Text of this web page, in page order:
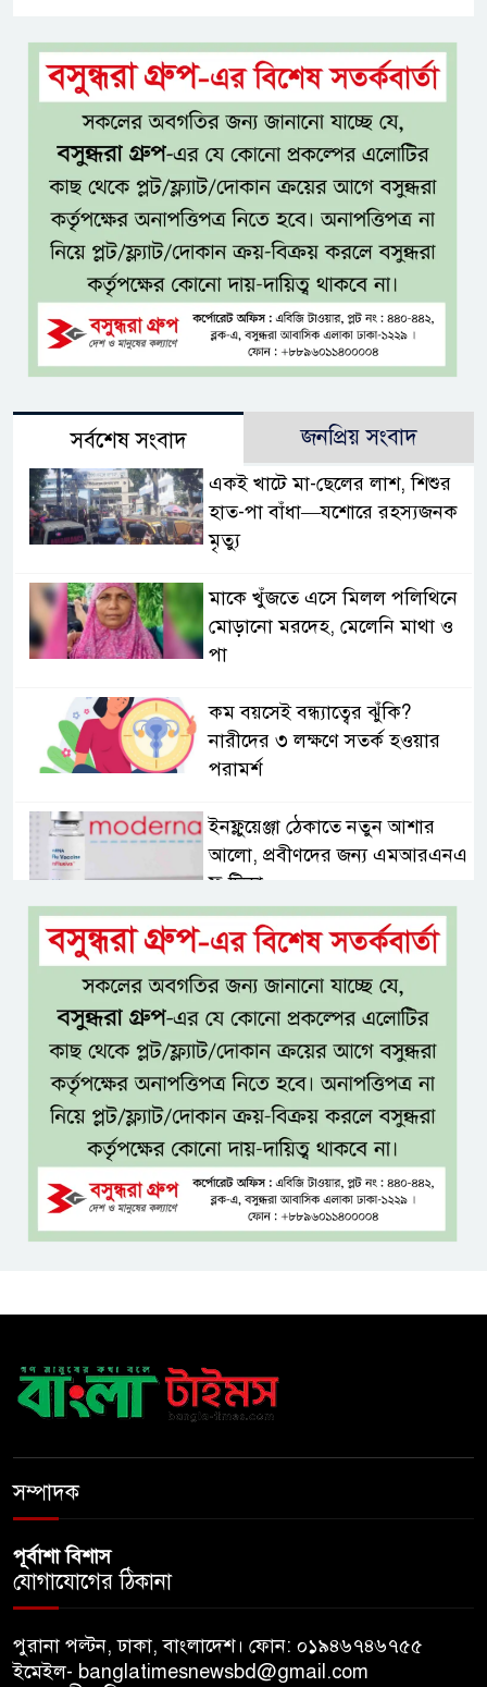
সর্বশেষ সংবাদ জনপ্রিয় সংবাদ
একই খাটে মা-ছেলের লাশ, শিশুর
হাত-পা বাঁধা—যশোরে রহস্যজনক
মৃত্যু
মাকে খুঁজতে এসে মিলল পলিথিনে
মোড়ানো মরদেহ, মেলেনি মাথা ও
পা
কম বয়সেই বন্ধ্যাত্বের ঝুঁকি?
নারীদের ৩ লক্ষণে সতর্ক হওয়ার
পরামর্শ
ইনফ্লুয়েঞ্জা ঠেকাতে নতুন আশার
আলো, প্রবীণদের জন্য এমআরএনএ
ফ্লু টিকা
ব্যবহৃত রাখি ডাস্টবিনে ফেলেন?
ভুলেও নয়, জেনে নিন কী করা উচিত
বেসরকারি জ্বালানি তেল আমদানিতে
বিশেষ সুবিধার অভিযোগ ভিত্তিহীন:
জ্বালানি বিভাগ
শেখ হাসিনা চাইলেই কি দেশে
ফিরতে পারবেন?
বসুন্ধরায় অ্যামেচার মার্শাল আর্টের
সঙ্গে বন্ধুত্বপূর্ণ সম্পর্ক সম্ভব নয়:
স্বরাষ্ট্রমন্ত্রী
সব বাধা পেরিয়ে বাস্তবতার নিরিখে
সম্পাদক
পূর্বাশা বিশাস
যোগাযোগের ঠিকানা
পুরানা পল্টন, ঢাকা, বাংলাদেশ। ফোন: ০১৯৪৬৭৪৬৭৫৫
ইমেইল- banglatimesnewsbd@gmail.com